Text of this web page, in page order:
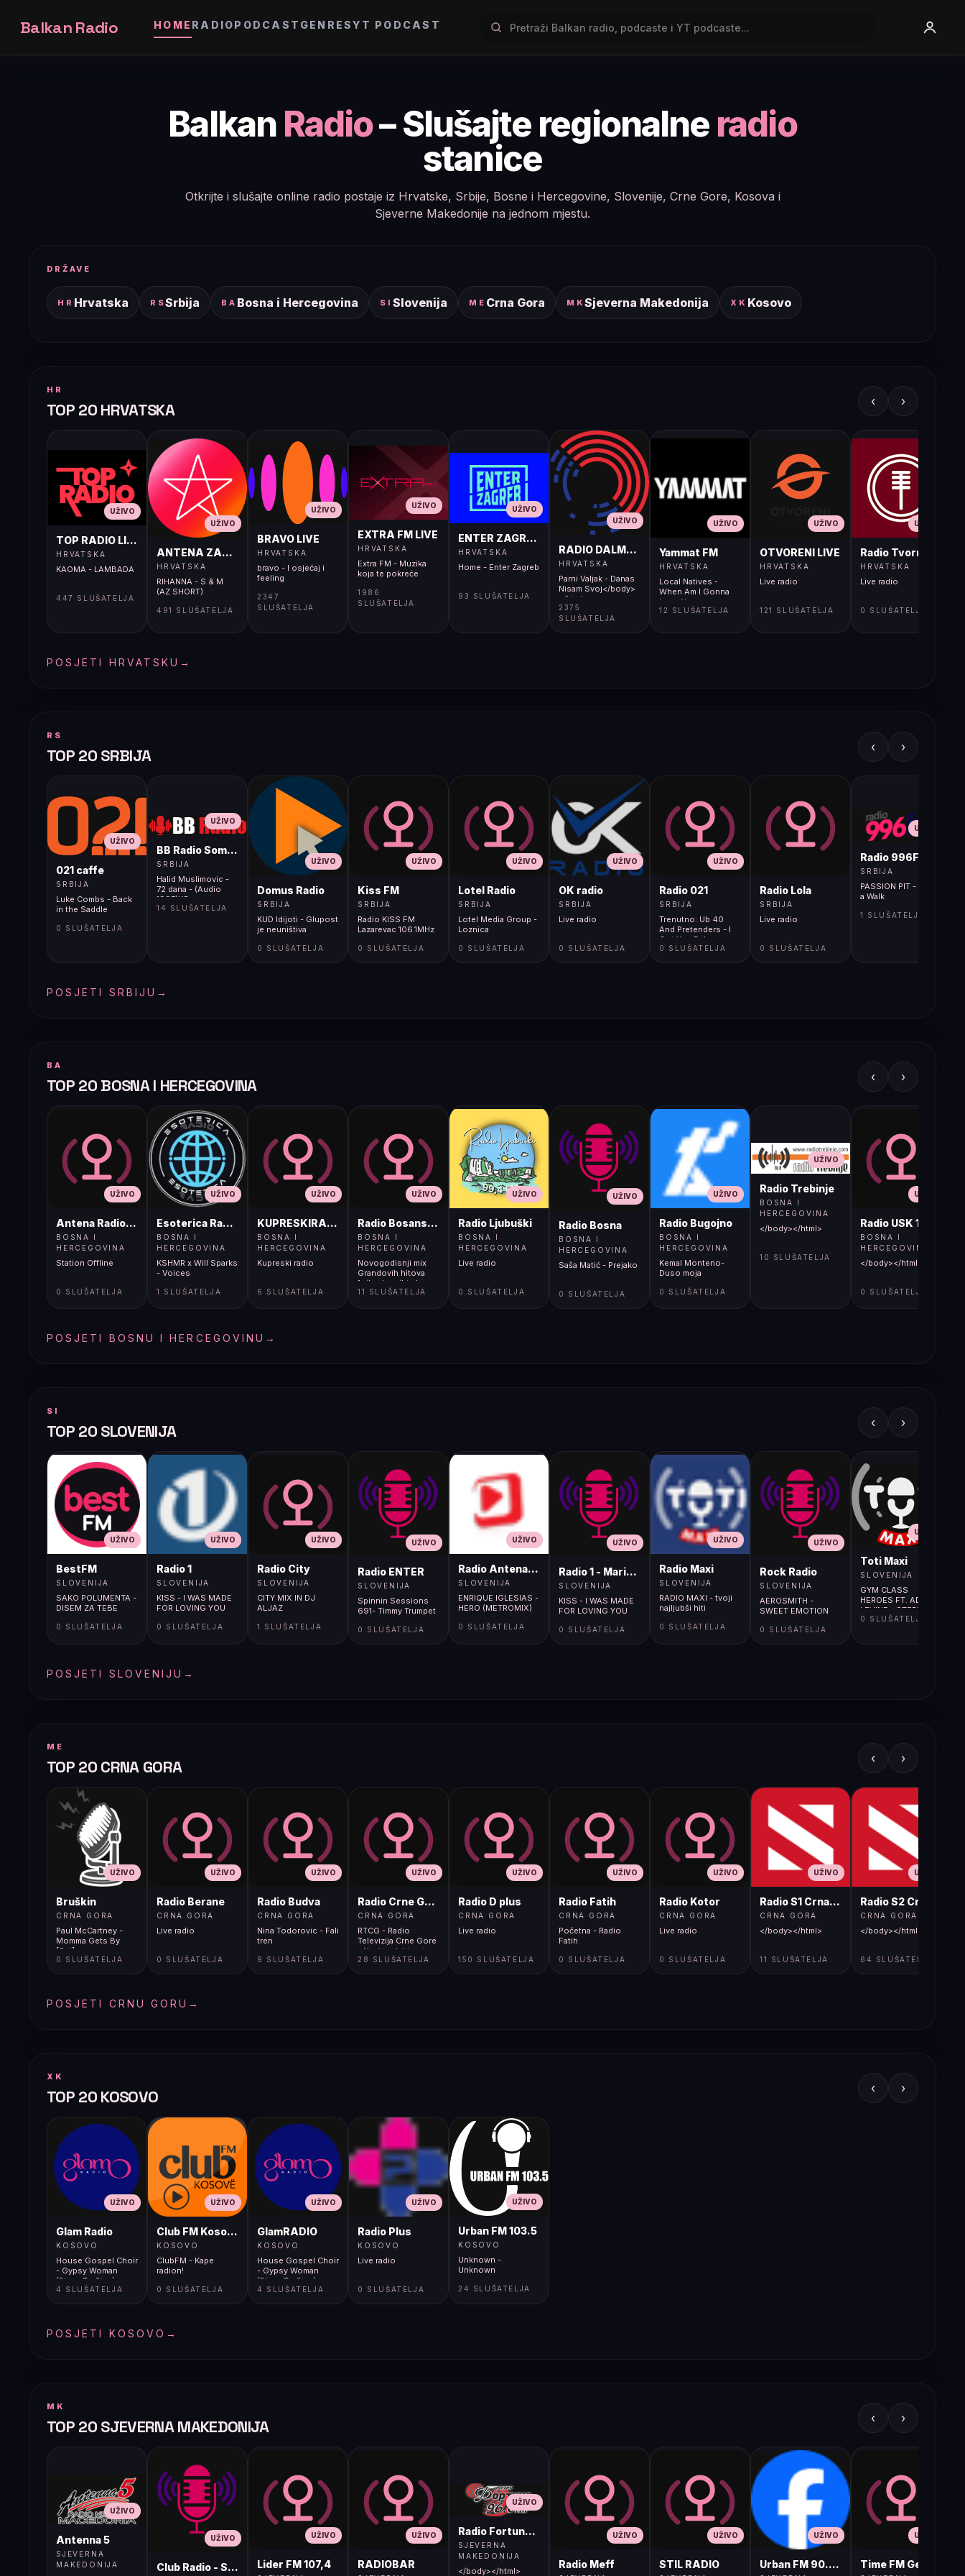
Balkan Radio HOME RADIOPODCAST GENRESYT PODCAST
Balkan Radio– Slušajte regionalne radio
stanice
Otkrijte i slušajte online radio postaje iz Hrvatske, Srbije, Bosne i Hercegovine, Slovenije, Crne Gore, Kosova i
Sjeverne Makedonije na jednom mjestu.
DRŽAVE
HR Hrvatska RSSrbija BA Bosna i Hercegovina SI Slovenija ME Crna Gora MKSjeverna Makedonija XK Kosovo
HR
TOP 20 HRVATSKA ‹ ›
UŽIVO
TOP RADIO LIVE
HRVATSKA
KAOMA - LAMBADA
447 SLUŠATELJA
UŽIVO
ANTENA ZAGREB LIVE
HRVATSKA
RIHANNA - S & M
(AZ SHORT)
491 SLUŠATELJA
UŽIVO
BRAVO LIVE
HRVATSKA
bravo - I osjećaj i
feeling
2347
SLUŠATELJA
UŽIVO
EXTRA FM LIVE
HRVATSKA
Extra FM - Muzika
koja te pokreće
1986
SLUŠATELJA
UŽIVO
ENTER ZAGREB LIVE
HRVATSKA
Home - Enter Zagreb
93 SLUŠATELJA
UŽIVO
RADIO DALMACIJA LIVE
HRVATSKA
Parni Valjak - Danas
Nisam Svoj</body>
</html>
2375
SLUŠATELJA
UŽIVO
Yammat FM
HRVATSKA
Local Natives -
When Am I Gonna
Lose You
12 SLUŠATELJA
UŽIVO
OTVORENI LIVE
HRVATSKA
Live radio
121 SLUŠATELJA
UŽIVO
Radio Tvornica
HRVATSKA
Live radio
0 SLUŠATELJA
POSJETI HRVATSKU →
RS
TOP 20 SRBIJA ‹ ›
UŽIVO
021 caffe
SRBIJA
Luke Combs - Back
in the Saddle
0 SLUŠATELJA
UŽIVO
BB Radio Sombor
SRBIJA
Halid Muslimovic -
72 dana - (Audio
1997)HD
14 SLUŠATELJA
UŽIVO
Domus Radio
SRBIJA
KUD Idijoti - Glupost
je neuništiva
0 SLUŠATELJA
UŽIVO
Kiss FM
SRBIJA
Radio KISS FM
Lazarevac 106.1MHz
0 SLUŠATELJA
UŽIVO
Lotel Radio
SRBIJA
Lotel Media Group -
Loznica
0 SLUŠATELJA
UŽIVO
OK radio
SRBIJA
Live radio
0 SLUŠATELJA
UŽIVO
Radio 021
SRBIJA
Trenutno: Ub 40
And Pretenders - I
Got You Babe
0 SLUŠATELJA
Radio Lola
SRBIJA
Live radio
0 SLUŠATELJA
UŽIVO
Radio 996FM
SRBIJA
PASSION PIT - Take
a Walk
1 SLUŠATELJA
POSJETI SRBIJU →
BA
TOP 20 BOSNA I HERCEGOVINA ‹ ›
UŽIVO
Antena Radio, Jelah Tešanj
BOSNA I
HERCEGOVINA
Station Offline
0 SLUŠATELJA
UŽIVO
Esoterica Radio S1
BOSNA I
HERCEGOVINA
KSHMR x Will Sparks
- Voices
1 SLUŠATELJA
UŽIVO
KUPRESKIRADIO
BOSNA I
HERCEGOVINA
Kupreski radio
6 SLUŠATELJA
UŽIVO
Radio Bosanski Brod
BOSNA I
HERCEGOVINA
Novogodisnji mix
Grandovih hitova
1</body></html>
11 SLUŠATELJA
UŽIVO
Radio Ljubuški
BOSNA I
HERCEGOVINA
Live radio
0 SLUŠATELJA
UŽIVO
Radio Bosna
BOSNA I
HERCEGOVINA
Saša Matić - Prejako
0 SLUŠATELJA
UŽIVO
Radio Bugojno
BOSNA I
HERCEGOVINA
Kemal Monteno-
Duso moja
0 SLUŠATELJA
UŽIVO
Radio Trebinje
BOSNA I
HERCEGOVINA
</body></html>
10 SLUŠATELJA
UŽIVO
Radio USK 1
BOSNA I
HERCEGOVINA
</body></html>
0 SLUŠATELJA
POSJETI BOSNU I HERCEGOVINU →
SI
TOP 20 SLOVENIJA ‹ ›
UŽIVO
BestFM
SLOVENIJA
SAKO POLUMENTA -
DISEM ZA TEBE
0 SLUŠATELJA
UŽIVO
Radio 1
SLOVENIJA
KISS - I WAS MADE
FOR LOVING YOU
0 SLUŠATELJA
UŽIVO
Radio City
SLOVENIJA
CITY MIX IN DJ
ALJAZ
1 SLUŠATELJA
UŽIVO
Radio ENTER
SLOVENIJA
Spinnin Sessions
691- Timmy Trumpet
0 SLUŠATELJA
UŽIVO
Radio Antena (105.2MHz)
SLOVENIJA
ENRIQUE IGLESIAS -
HERO (METROMIX)
0 SLUŠATELJA
UŽIVO
Radio 1 - Maribor (107.9MHz)
SLOVENIJA
KISS - I WAS MADE
FOR LOVING YOU
0 SLUŠATELJA
UŽIVO
Radio Maxi
SLOVENIJA
RADIO MAXI - tvoji
najljubši hiti
0 SLUŠATELJA
UŽIVO
Rock Radio
SLOVENIJA
AEROSMITH -
SWEET EMOTION
0 SLUŠATELJA
UŽIVO
Toti Maxi
SLOVENIJA
GYM CLASS
HEROES FT. ADAM
LEVINE - STEREO
HEARTS
0 SLUŠATELJA
POSJETI SLOVENIJU →
ME
TOP 20 CRNA GORA ‹ ›
UŽIVO
Bruškin
CRNA GORA
Paul McCartney -
Momma Gets By
[9gj]
0 SLUŠATELJA
UŽIVO
Radio Berane
CRNA GORA
Live radio
0 SLUŠATELJA
UŽIVO
Radio Budva
CRNA GORA
Nina Todorovic - Fali
tren
9 SLUŠATELJA
UŽIVO
Radio Crne Gore 1
CRNA GORA
RTCG - Radio
Televizija Crne Gore
- Nacionalni javni
servis
28 SLUŠATELJA
UŽIVO
Radio D plus
CRNA GORA
Live radio
150 SLUŠATELJA
UŽIVO
Radio Fatih
CRNA GORA
Početna - Radio
Fatih
0 SLUŠATELJA
UŽIVO
Radio Kotor
CRNA GORA
Live radio
0 SLUŠATELJA
UŽIVO
Radio S1 Crna Gora
CRNA GORA
</body></html>
11 SLUŠATELJA
UŽIVO
Radio S2 Crna Gora
CRNA GORA
</body></html>
64 SLUŠATELJA
POSJETI CRNU GORU →
XK
TOP 20 KOSOVO ‹ ›
UŽIVO
Glam Radio
KOSOVO
House Gospel Choir
- Gypsy Woman
(Place To Stay)
(Audio)
4 SLUŠATELJA
UŽIVO
Club FM Kosovë
KOSOVO
ClubFM - Kape
radion!
0 SLUŠATELJA
UŽIVO
GlamRADIO
KOSOVO
House Gospel Choir
- Gypsy Woman
(Place To Stay)
(Audio)
4 SLUŠATELJA
UŽIVO
Radio Plus
KOSOVO
Live radio
0 SLUŠATELJA
UŽIVO
Urban FM 103.5
KOSOVO
Unknown -
Unknown
24 SLUŠATELJA
POSJETI KOSOVO →
MK
TOP 20 SJEVERNA MAKEDONIJA ‹ ›
UŽIVO
Antenna 5
SJEVERNA
MAKEDONIJA
UŽIVO
Club Radio - Skopje, Mcedonia
UŽIVO
Lider FM 107,4
UŽIVO
RADIOBAR
UŽIVO
Radio Fortuna 96.8 FM
SJEVERNA
MAKEDONIJA
</body></html>
UŽIVO
Radio Meff
UŽIVO
STIL RADIO
UŽIVO
Urban FM 90.8 Skopje
UŽIVO
Time FM Gevgelija